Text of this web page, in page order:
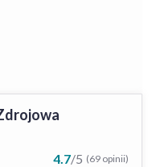
4.7/5 (69 opinii)